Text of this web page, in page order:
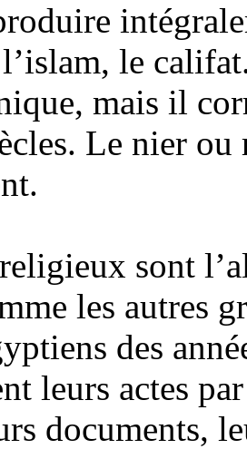
le
mais il
Le nier ou
sont
les autres
des
leurs actes
documents,